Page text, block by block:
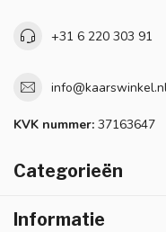
+31 6 220 303 91
KVK nummer: 37163647
Categorieën
Informatie